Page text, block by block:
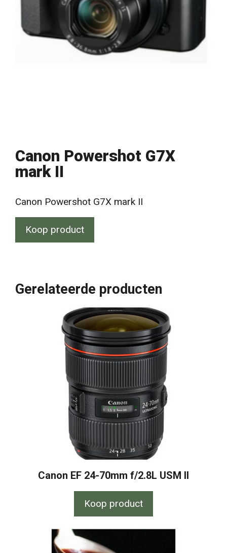
Canon Powershot G7X
mark II
Canon Powershot G7X mark II
Koop product
Gerelateerde producten
Canon EF 24-70mm f/2.8L USM II
Koop product